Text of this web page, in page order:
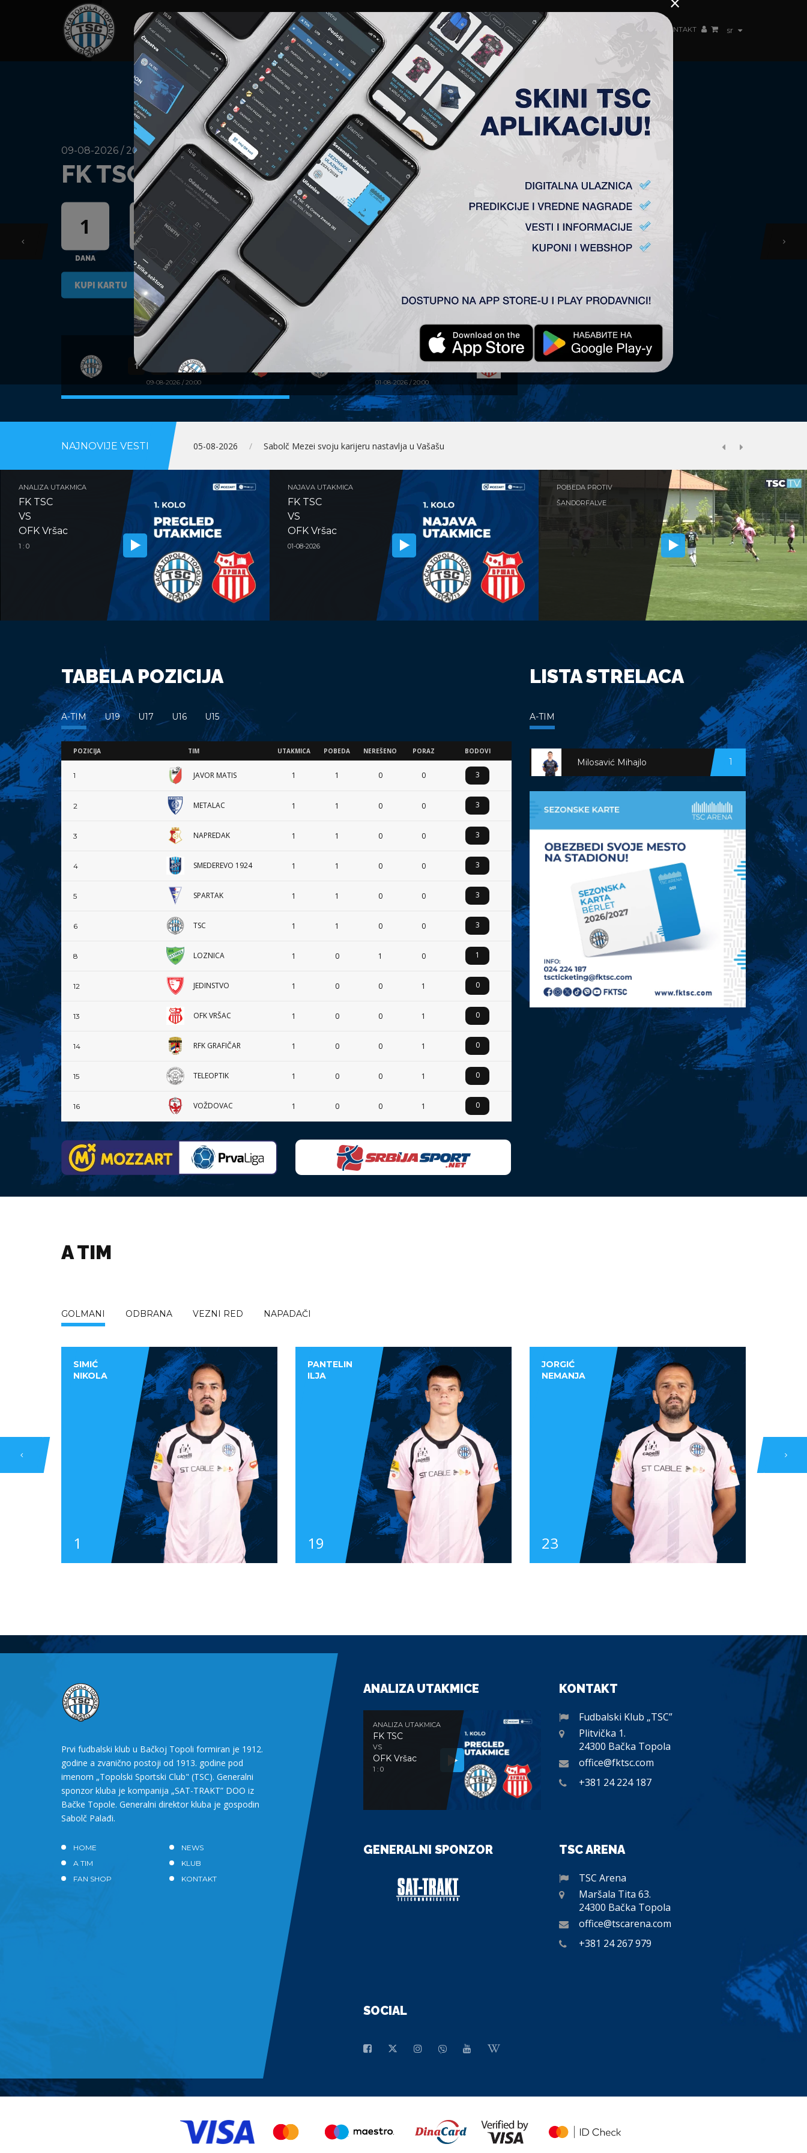
sr
HOME SPONZORI NEWS GALERIJE A TIM ČLANSTVO AKREDITACIJE KLUB AKADEMIJA ŽENSKI TIM KONTAKT
01-08-2026 / 20:00
FK TSC 1:0 OFK VRŠAC
Previous Next
FK TSC – FK JAVOR MATIS (I)
1 41
09-08-2026 / 20:00
FK TSC – OFK VRŠAC (V)
01-08-2026 / 20:00
NAJNOVIJE VESTI 03-08-2026 / PRVA LIGA (26/27) 1. kolo FK TSC – OFK Vršac 1:0 Previous
ANALIZA UTAKMICA
FK TSC
VS
OFK Vršac
1 : 0
NAJAVA UTAKMICA
FK TSC
VS
OFK Vršac
01-08-2026
POBEDA PROTIV
ŠANDORFALVE
TABELA POZICIJA
A-TIM U19 U17 U16 U15
POZICIJA TIM UTAKMICA POBEDA NEREŠENO PORAZ BODOVI
1 JAVOR MATIS 1 1 0 0 3
2 METALAC 1 1 0 0 3
3 NAPREDAK 1 1 0 0 3
4 SMEDEREVO 1924 1 1 0 0 3
5 SPARTAK 1 1 0 0 3
6 TSC 1 1 0 0 3
8 LOZNICA 1 0 1 0 1
12 JEDINSTVO 1 0 0 1 0
13 OFK VRŠAC 1 0 0 1 0
14 RFK GRAFIČAR 1 0 0 1 0
15 TELEOPTIK 1 0 0 1 0
16 VOŽDOVAC 1 0 0 1 0
LISTA STRELACA
A-TIM
Milosavić Mihajlo 1
A TIM
GOLMANI ODBRANA VEZNI RED NAPADAČI
SIMIĆ
NIKOLA
1
PANTELIN
ILJA
19
JORGIĆ
NEMANJA
23
Prvi fudbalski klub u Bačkoj Topoli formiran je 1912.
godine a zvanično postoji od 1913. godine pod
imenom „Topolski Sportski Club" (TSC). Generalni
sponzor kluba je kompanija „SAT-TRAKT” DOO iz
Bačke Topole. Generalni direktor kluba je gospodin
Sabolč Palađi.
HOME
NEWS
A TIM
KLUB
FAN SHOP
KONTAKT
ANALIZA UTAKMICE
ANALIZA UTAKMICA
FK TSC
VS
OFK Vršac
1 : 0
KONTAKT
Fudbalski Klub „TSC”
Plitvička 1.
24300 Bačka Topola
office@fktsc.com
+381 24 224 187
GENERALNI SPONZOR TSC ARENA
TSC Arena
Maršala Tita 63.
24300 Bačka Topola
office@tscarena.com
+381 24 267 979
SOCIAL